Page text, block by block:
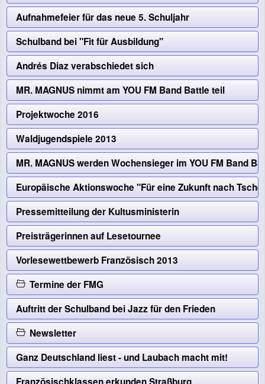
Aufnahmefeier für das neue 5. Schuljahr
Schulband bei "Fit für Ausbildung"
Andrés Diaz verabschiedet sich
MR. MAGNUS nimmt am YOU FM Band Battle teil
Projektwoche 2016
Waldjugendspiele 2013
MR. MAGNUS werden Wochensieger im YOU FM Band
Europäische Aktionswoche "Für eine Zukunft nach
Pressemitteilung der Kultusministerin
Preisträgerinnen auf Lesetournee
Vorlesewettbewerb Französisch 2013
Termine der FMG
Auftritt der Schulband bei Jazz für den Frieden
Newsletter
Ganz Deutschland liest - und Laubach macht mit!
Französischklassen erkunden Straßburg